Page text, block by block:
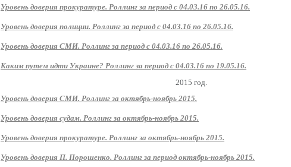
Уровень доверия прокуратуре. Роллинг за период с 04.03.16 по 26.05.16.
Уровень доверия полиции. Роллинг за период с 04.03.16 по 26.05.16.
Уровень доверия СМИ. Роллинг за период с 04.03.16 по 26.05.16.
Каким путем идти Украине? Роллинг за период с 04.03.16 по 19.05.16.
2015 год.
Уровень доверия СМИ. Роллинг за октябрь-ноябрь 2015.
Уровень доверия судам. Роллинг за октябрь-ноябрь 2015.
Уровень доверия прокуратуре. Роллинг за октябрь-ноябрь 2015.
Уровень доверия П. Порошенко. Роллинг за период октябрь-ноябрь 2015.